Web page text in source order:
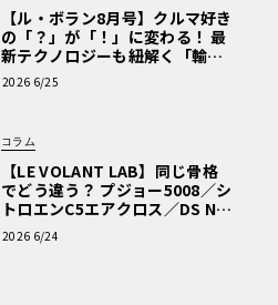
【ル・ボラン8月号】クルマ好き
の「？」が「！」に変わる！ 最
新テクノロジーも紐解く「輸入
車Q&A」
2026 6/25
コラム
【LE VOLANT LAB】同じ骨格
でどう違う？ プジョー5008／シ
トロエンC5エアクロス／DS Nº4
読者一気乗りレポート
2026 6/24